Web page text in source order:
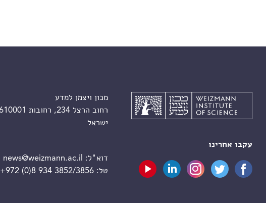
עקבו אחרינו
מכון ויצמן למדע
רחוב הרצל 234, רחובות 7610001
ישראל
דוא"ל:
news@weizmann.ac.il
טל:+972 (0)8 934 3852/3856